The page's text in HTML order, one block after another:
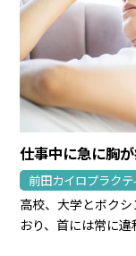
仕事中に急に胸
前田カイロプラク
高校、大学とボク
おり、首には常に違